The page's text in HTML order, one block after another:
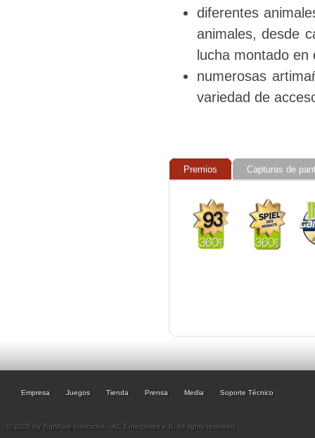
diferentes
animales, desde
lucha montado en
numerosas
variedad de
Premios Capturas de
Empresa Juegos Tienda Prensa Media Soporte Técnico
© 2026 by TopWare Interactve - AC Enterprises e.K. All rights reserved.